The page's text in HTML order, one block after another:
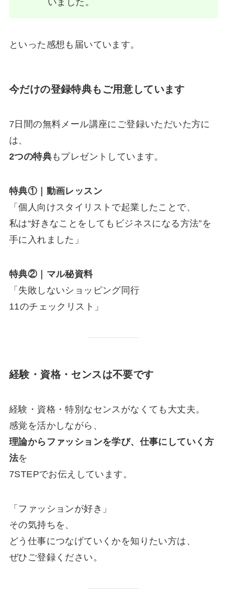
といった感想も届いています。
今だけの登録特典もご用意しています
7日間の無料メール講座にご登録いただいた方に
は、
2つの特典もプレゼントしています。
特典①｜動画レッスン
「個人向けスタイリストで起業したことで、
私は“好きなことをしてもビジネスになる方法”を
手に入れました」
特典②｜マル秘資料
「失敗しないショッピング同行
11のチェックリスト」
経験・資格・センスは不要です
経験・資格・特別なセンスがなくても大丈夫。
感覚を活かしながら、
理論からファッションを学び、仕事にしていく方
法を
7STEPでお伝えしています。
「ファッションが好き」
その気持ちを、
どう仕事につなげていくかを知りたい方は、
ぜひご登録ください。